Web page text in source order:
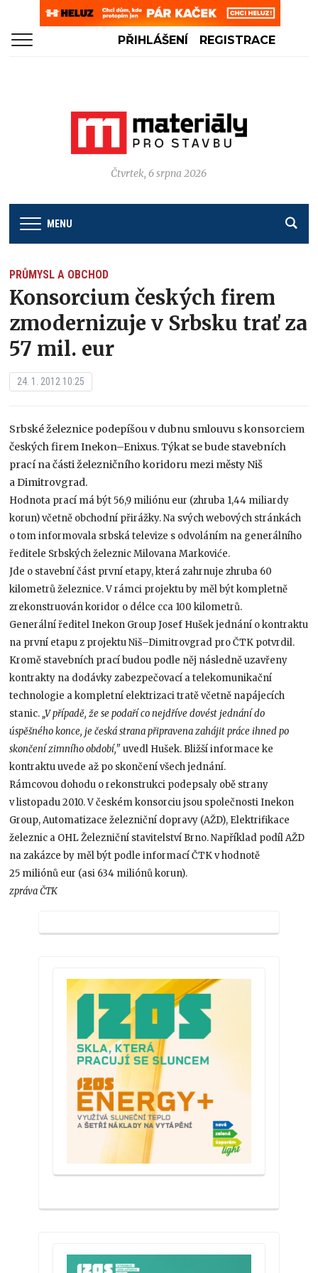
PŘIHLÁŠENÍ REGISTRACE
Čtvrtek, 6 srpna 2026
MENU
PRŮMYSL A OBCHOD
Konsorcium českých firem
zmodernizuje v Srbsku trať za
57 mil. eur
24. 1. 2012 10:25
Srbské železnice podepíšou v dubnu smlouvu s konsorciem
českých firem Inekon–Enixus. Týkat se bude stavebních
prací na části železničního koridoru mezi městy Niš
a Dimitrovgrad.
Hodnota prací má být 56,9 miliónu eur (zhruba 1,44 miliardy
korun) včetně obchodní přirážky. Na svých webových stránkách
o tom informovala srbská televize s odvoláním na generálního
ředitele Srbských železnic Milovana Markoviće.
Jde o stavební část první etapy, která zahrnuje zhruba 60
kilometrů železnice. V rámci projektu by měl být kompletně
zrekonstruován koridor o délce cca 100 kilometrů.
Generální ředitel Inekon Group Josef Hušek jednání o kontraktu
na první etapu z projektu Niš–Dimitrovgrad pro ČTK potvrdil.
Kromě stavebních prací budou podle něj následně uzavřeny
kontrakty na dodávky zabezpečovací a telekomunikační
technologie a kompletní elektrizaci tratě včetně napájecích
stanic.„V případě, že se podaří co nejdříve dovést jednání do
úspěšného konce, je česká strana připravena zahájit práce ihned po
skončení zimního období," uvedl Hušek. Bližší informace ke
kontraktu uvede až po skončení všech jednání.
Rámcovou dohodu o rekonstrukci podepsaly obě strany
v listopadu 2010. V českém konsorciu jsou společnosti Inekon
Group, Automatizace železniční dopravy (AŽD), Elektrifikace
železnic a OHL Železniční stavitelství Brno. Například podíl AŽD
na zakázce by měl být podle informací ČTK v hodnotě
25 miliónů eur (asi 634 miliónů korun).
zpráva ČTK